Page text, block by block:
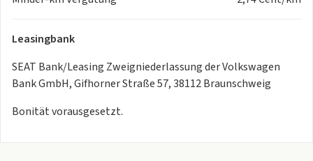
- Sicherheitsgurte mit Gurtstraffern
- Spiegel elektrisch klappbar
- Telematik/Notrufsystem (Vorbereitung)
- Bordcomputer
- Innenspiegel automatisch abblendend
- Climatronic
Leasingbank
SEAT Bank/Leasing Zweigniederlassung der Volkswagen
Bank GmbH, Gifhorner Straße 57, 38112 Braunschweig
Bonität vorausgesetzt.